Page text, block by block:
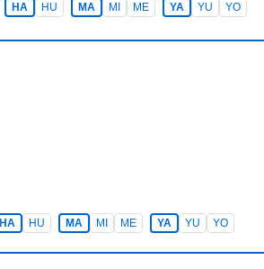
HA HU MA MI ME YA YU YO
HA HU MA MI ME YA YU YO